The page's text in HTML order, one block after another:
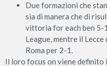
Due formazioni che
sia di manera che di
vittoria for each ben 5-
League, mentre il
Roma per 2-1.
Il loro focus on viene definito